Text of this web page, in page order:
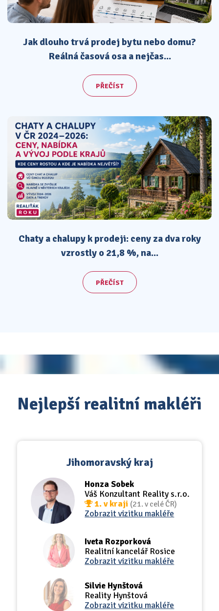
Jak dlouho trvá prodej bytu nebo domu?
Reálná časová osa a nejčas...
PŘEČÍST
Chaty a chalupy k prodeji: ceny za dva roky
vzrostly o 21,8 %, na...
PŘEČÍST
Nejlepší realitní makléři
Jihomoravský kraj
Honza Sobek
Váš Konzultant Reality s.r.o.
1. v kraji (21. v celé ČR)
Zobrazit vizitku makléře
Iveta Rozporková
Realitní kancelář Rosice
Zobrazit vizitku makléře
Silvie Hynštová
Reality Hynštová
Zobrazit vizitku makléře